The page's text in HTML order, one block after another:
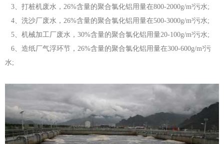
3、打桩机废水，26%含量的聚合氯化铝用量在800-2000g/m³污水;
4、洗沙厂废水，26%含量的聚合氯化铝用量在500-3000g/m³污水;
5、机械加工厂废水，30%含量的聚合氯化铝用量20-100g/m³污水;
6、造纸厂气浮环节，26%含量的聚合氯化铝用量在300-600g/m³污
水;